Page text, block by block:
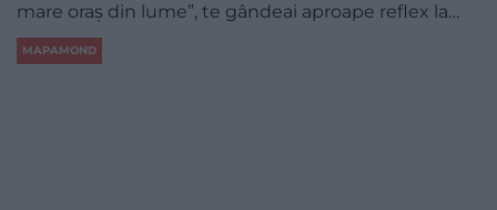
mare oraș din lume”, te gândeai aproape reflex la…
MAPAMOND